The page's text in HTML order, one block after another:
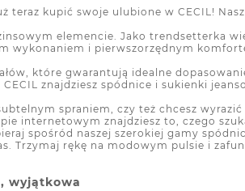
kupić swoje ulubione w CECIL!
elemencie. Jako trendsetterka
wykonaniem i pierwszorzędnym
które gwarantują idealne
znajdziesz spódnice i sukienki
spraniem, czy też chcesz
internetowym znajdziesz to, czego
spośród naszej szerokiej gamy
Trzymaj rękę na modowym pulsie i
wyjątkowa